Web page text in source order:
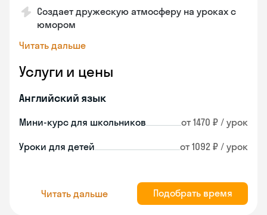
Создает дружескую атмосферу на уроках с
юмором
Читать дальше
Услуги и цены
Английский язык
Мини-курс для школьников от 1470 ₽ / урок
Уроки для детей от 1092 ₽ / урок
Читать дальше Подобрать время